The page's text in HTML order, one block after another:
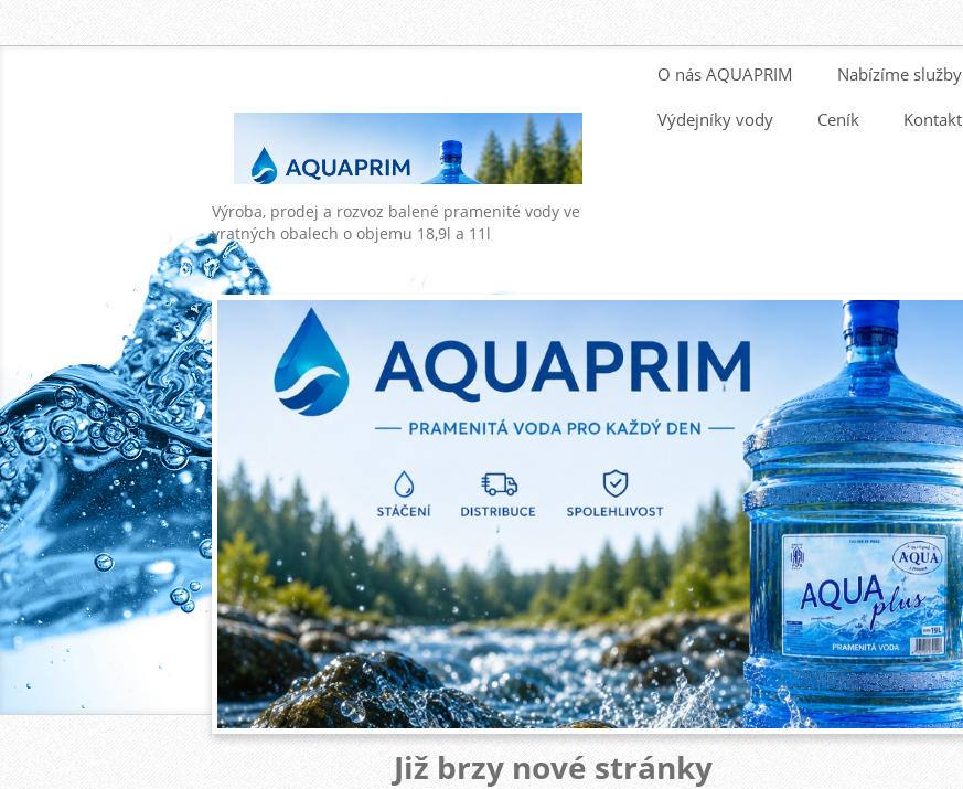
Výroba, prodej a rozvoz balené pramenité vody ve
vratných obalech o objemu 18,9l a 11l
O nás AQUAPRIM Nabízíme služby
Výdejníky vody Ceník Kontakt
Již brzy nové stránky